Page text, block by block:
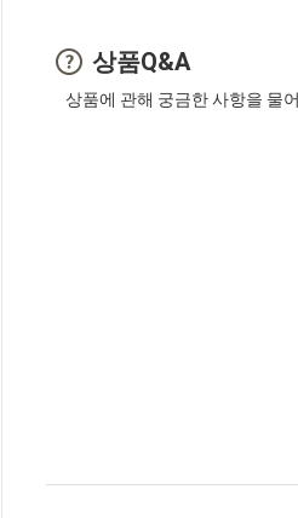
상품Q&A
상품에 관해 궁금한 사항을 물